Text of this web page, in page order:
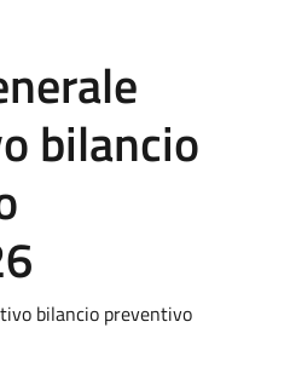
bilancio
bilancio preventivo